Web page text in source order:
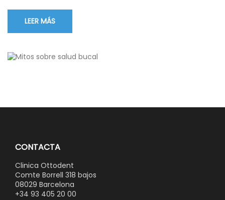
LEER MÁS
CONTACTA
Clinica Ottodent
Comte Borrell 318 bajos
08029 Barcelona
+34 93 405 20 00